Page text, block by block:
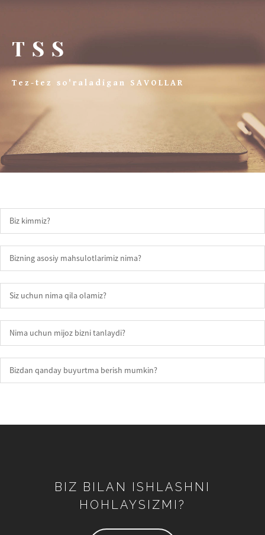
TSS
Tez-tez so'raladigan SAVOLLAR
Biz kimmiz?
Bizning asosiy mahsulotlarimiz nima?
Siz uchun nima qila olamiz?
Nima uchun mijoz bizni tanlaydi?
Bizdan qanday buyurtma berish mumkin?
BIZ BILAN ISHLASHNI
HOHLAYSIZMI?